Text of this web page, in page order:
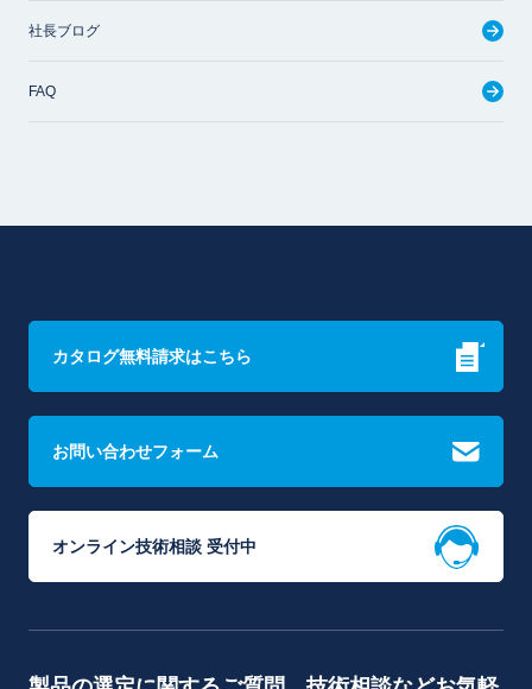
社長ブログ
FAQ
カタログ無料請求はこちら
お問い合わせフォーム
オンライン技術相談 受付中